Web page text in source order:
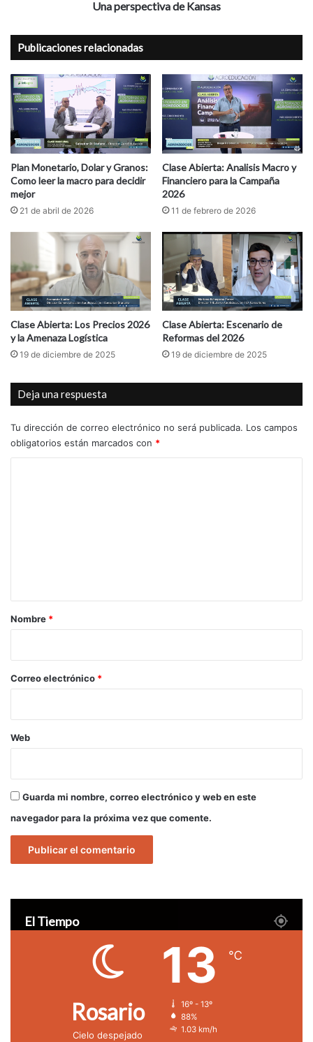
Una perspectiva de Kansas
Publicaciones relacionadas
Plan Monetario, Dolar y Granos:
Como leer la macro para decidir
mejor
21 de abril de 2026
Clase Abierta: Analisis Macro y
Financiero para la Campaña
2026
11 de febrero de 2026
Clase Abierta: Los Precios 2026
y la Amenaza Logística
19 de diciembre de 2025
Clase Abierta: Escenario de
Reformas del 2026
19 de diciembre de 2025
Deja una respuesta
Tu dirección de correo electrónico no será publicada. Los campos
obligatorios están marcados con *
r
*
Nombre *
Correo electrónico *
Web
Guarda mi nombre, correo electrónico y web en este
navegador para la próxima vez que comente.
El Tiempo
Rosario
Cielo despejado
13 ℃
16º - 13º
88%
1.03 km/h